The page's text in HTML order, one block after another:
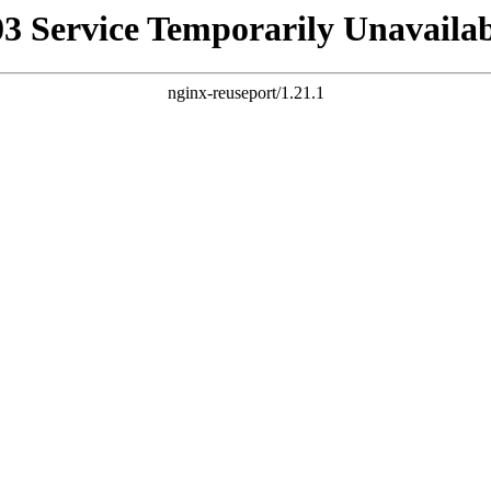
Service Temporarily
nginx-reuseport/1.21.1